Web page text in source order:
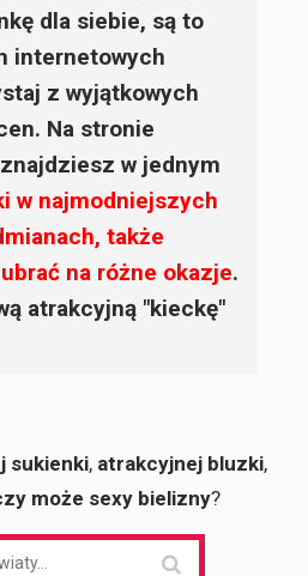
dla siebie, są to
internetowych
z wyjątkowych
Na stronie
w jednym
w najmodniejszych
także
na różne okazje.
atrakcyjną "kieckę"
sukienki, atrakcyjnej bluzki,
może sexy bielizny?